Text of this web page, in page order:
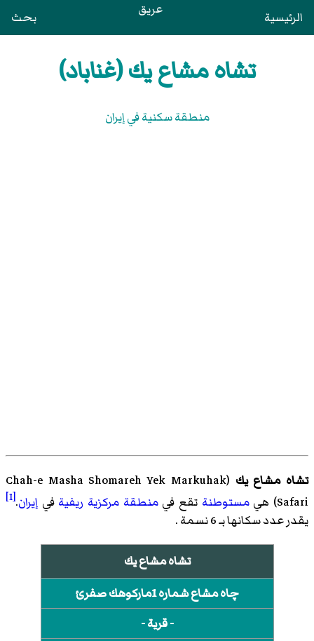
الرئيسية عريق بحث
تشاه مشاع يك (غناباد)
منطقة سكنية في إيران
تشاه مشاع يك (
Chah-e Masha Shomareh Yek Markuhak
Safari)‏ هيمستوطنة تقع فيمنطقة مركزية ريفية في إيران.
[1]
يقدر عدد سكانها بـ 6 نسمة .
تشاه مشاع يك
چاه مشاع شماره 1ماركوهك صفرئ
- قرية -